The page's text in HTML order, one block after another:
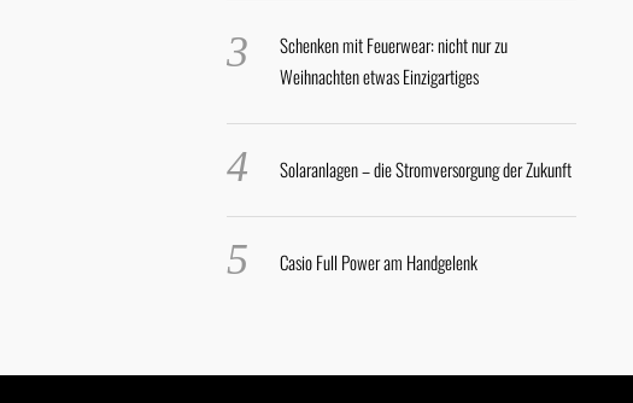
Schenken mit Feuerwear: nicht nur zu
Weihnachten etwas Einzigartiges
Solaranlagen – die Stromversorgung der Zukunft
Casio Full Power am Handgelenk